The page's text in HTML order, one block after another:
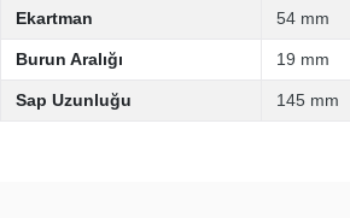
Ekartman 54 mm
Burun Aralığı 19 mm
Sap Uzunluğu 145 mm